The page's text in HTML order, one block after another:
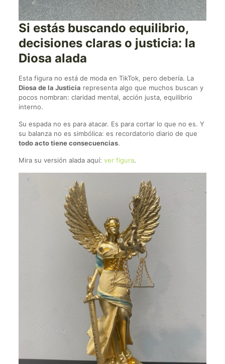
Si estás buscando equilibrio,
decisiones claras o justicia: la
Diosa alada
Esta figura no está de moda en TikTok, pero debería. La
Diosa de la Justicia representa algo que muchos buscan y
pocos nombran: claridad mental, acción justa, equilibrio
interno.
Su espada no es para atacar. Es para cortar lo que no es. Y
su balanza no es simbólica: es recordatorio diario de que
todo acto tiene consecuencias.
Mira su versión alada aquí: ver figura.